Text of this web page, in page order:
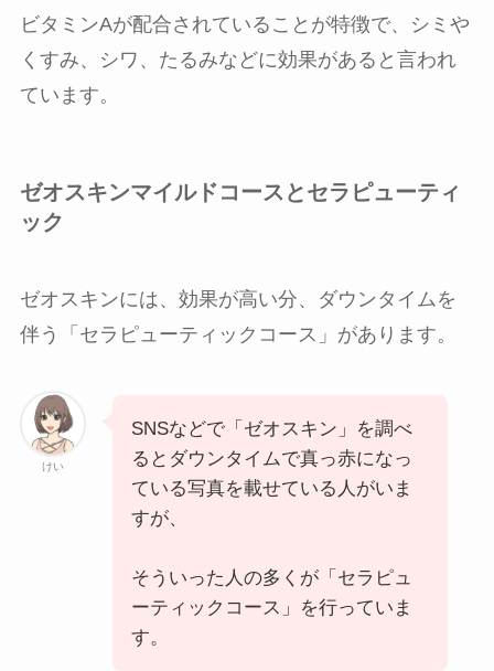
ビタミンAが配合されていることが特徴で、シミや
くすみ、シワ、たるみなどに効果があると言われ
ています。
ゼオスキンマイルドコースとセラピューティ
ック
ゼオスキンには、効果が高い分、ダウンタイムを
伴う「セラピューティックコース」があります。
けい
SNSなどで「ゼオスキン」を調べ
るとダウンタイムで真っ赤になっ
ている写真を載せている人がいま
すが、
そういった人の多くが「セラピュ
ーティックコース」を行っていま
す。